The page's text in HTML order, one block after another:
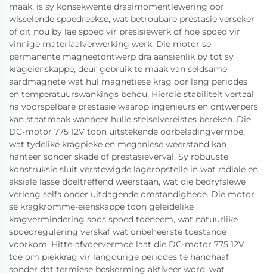
maak, is sy konsekwente draaimomentlewering oor
wisselende spoedreekse, wat betroubare prestasie verseker
of dit nou by lae spoed vir presisiewerk of hoë spoed vir
vinnige materiaalverwerking werk. Die motor se
permanente magneetontwerp dra aansienlik by tot sy
krageienskappe, deur gebruik te maak van seldsame
aardmagnete wat hul magnetiese krag oor lang periodes
en temperatuurswankings behou. Hierdie stabiliteit vertaal
na voorspelbare prestasie waarop ingenieurs en ontwerpers
kan staatmaak wanneer hulle stelselvereistes bereken. Die
DC-motor 775 12V toon uitstekende oorbeladingvermoë,
wat tydelike kragpieke en meganiese weerstand kan
hanteer sonder skade of prestasieverval. Sy robuuste
konstruksie sluit verstewigde lageropstelle in wat radiale en
aksiale lasse doeltreffend weerstaan, wat die bedryfslewe
verleng selfs onder uitdagende omstandighede. Die motor
se kragkromme-eienskappe toon geleidelike
kragvermindering soos spoed toeneem, wat natuurlike
spoedregulering verskaf wat onbeheerste toestande
voorkom. Hitte-afvoervermoë laat die DC-motor 775 12V
toe om piekkrag vir langdurige periodes te handhaaf
sonder dat termiese beskerming aktiveer word, wat